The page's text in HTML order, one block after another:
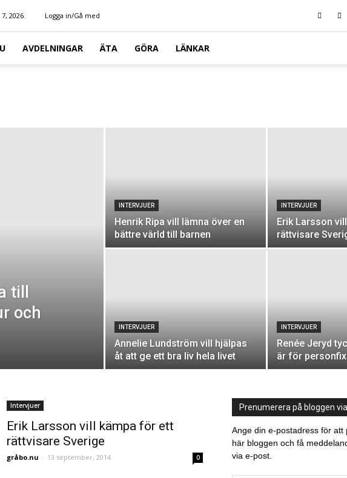
2026 Logga in/Gå med
AVDELNINGAR ÄTA GÖRA LÄNKAR
till
och
INTERVJUER
Henrik Ripa vill lämna över en
bättre värld till barnen
INTERVJUER
Erik Larsson
rättvisare
INTERVJUER
Annelie Lundström vill hjälpas
åt att ge ett bra liv hela livet
INTERVJUER
Renée Jeryd
är för
Intervjuer
Erik Larsson vill kämpa för ett
rättvisare Sverige
gråbo.nu - 13 september, 2014 0
Prenumerera på bloggen
Ange din e-postadress för att
här bloggen och få
via e-post.